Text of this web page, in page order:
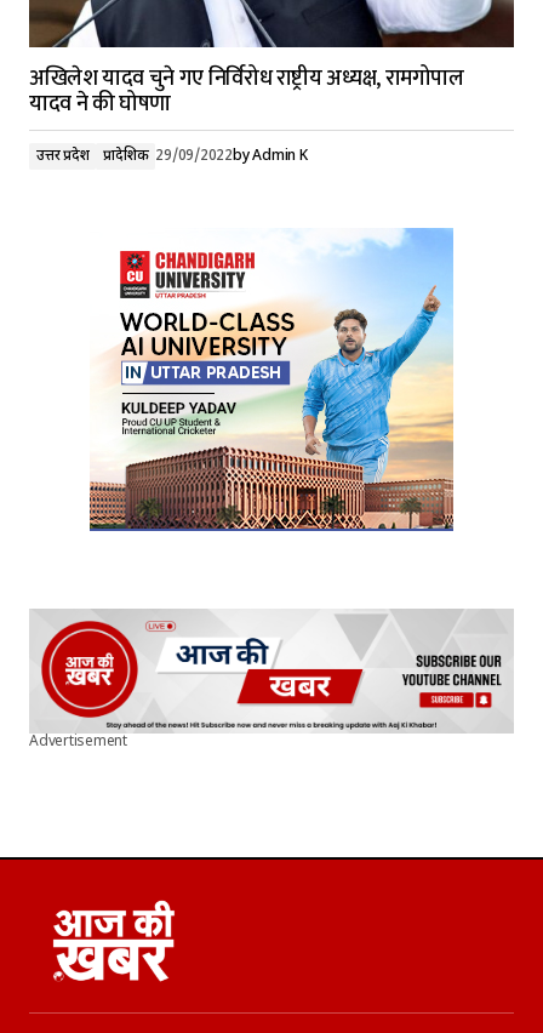
अखिलेश यादव चुने गए निर्विरोध राष्ट्रीय अध्यक्ष, रामगोपाल
यादव ने की घोषणा
उत्तर प्रदेश प्रादेशिक 29/09/2022byAdmin K
Advertisement